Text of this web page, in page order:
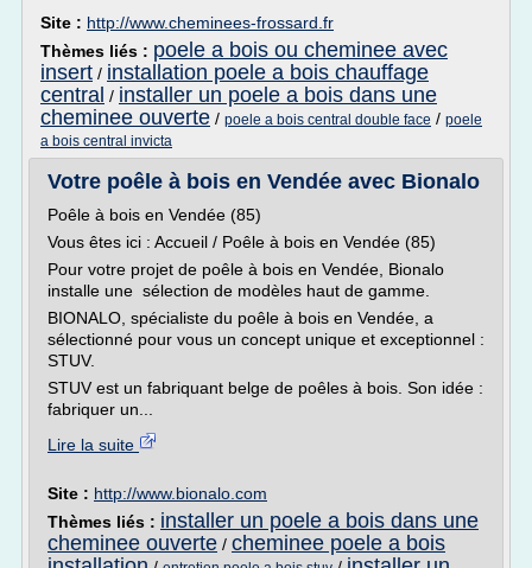
Site : http://www.cheminees-frossard.fr
Thèmes liés : poele a bois ou cheminee avec
insert / installation poele a bois chauffage
central / installer un poele a bois dans une
cheminee ouverte / poele a bois central double face / poele
a bois central invicta
Votre poêle à bois en Vendée avec Bionalo
Poêle à bois en Vendée (85)
Vous êtes ici : Accueil / Poêle à bois en Vendée (85)
Pour votre projet de poêle à bois en Vendée, Bionalo
installe une sélection de modèles haut de gamme.
BIONALO, spécialiste du poêle à bois en Vendée, a
sélectionné pour vous un concept unique et exceptionnel :
STUV.
STUV est un fabriquant belge de poêles à bois. Son idée :
fabriquer un...
Lire la suite
Site : http://www.bionalo.com
Thèmes liés : installer un poele a bois dans une
cheminee ouverte / cheminee poele a bois